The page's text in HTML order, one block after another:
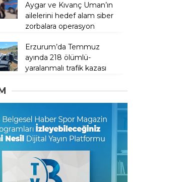
Aygar ve Kıvanç Uman’ın
ailelerini hedef alam siber
zorbalara operasyon
Erzurum’da Temmuz
ayında 218 ölümlü-
yaralanmalı trafik kazası